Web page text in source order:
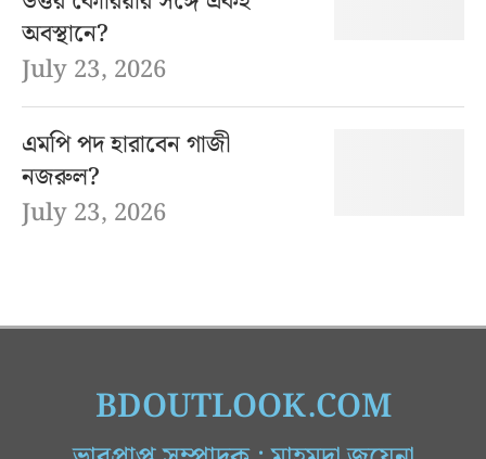
অবস্থানে?
July 23, 2026
এমপি পদ হারাবেন গাজী
নজরুল?
July 23, 2026
BDOUTLOOK.COM